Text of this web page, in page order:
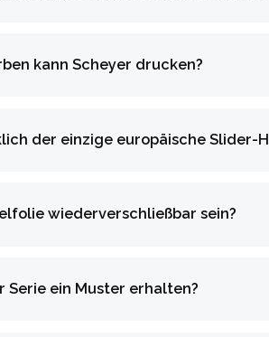
kann Scheyer drucken?
der einzige europäische Slider-
wiederverschließbar sein?
Serie ein Muster erhalten?